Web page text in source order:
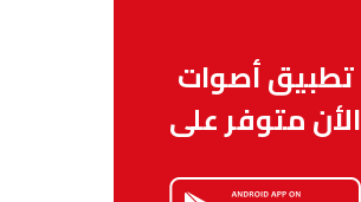
تطبيق أصوات
الأن متوفر على